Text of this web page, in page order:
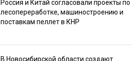
Россия и Китай согласовали проекты по
лесопереработке, машиностроению и
поставкам пеллет в КНР
В Новосибирской области создают